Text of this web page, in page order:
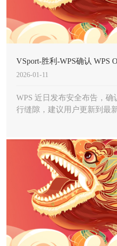
VSport-胜利-WPS确认 WPS
建议用户更新到最新版本
2026-01-11
WPS 近日发布安全布告，确
行缝隙，建议用户更新到最